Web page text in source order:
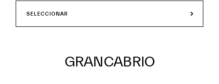
SELECCIONAR
GRANCABRIO